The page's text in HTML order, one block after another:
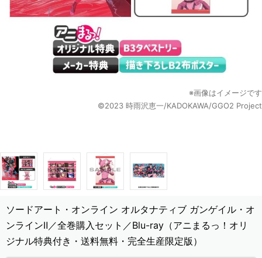
※画像はイメージです
©2023 時雨沢恵一/KADOKAWA/GGO2 Project
ソードアート・オンライン オルタナティブ ガンゲイル・オ
ンラインⅡ／全巻購入セット／Blu-ray（アニまるっ！オリ
ジナル特典付き・送料無料・完全生産限定版）